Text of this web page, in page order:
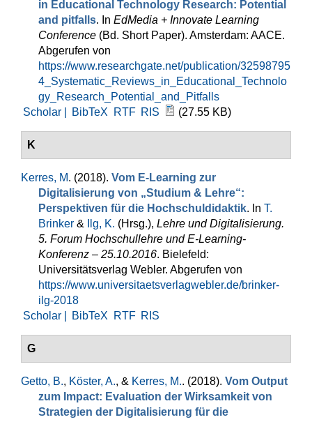
in Educational Technology Research: Potential
and pitfalls. In EdMedia + Innovate Learning
Conference (Bd. Short Paper). Amsterdam: AACE.
Abgerufen von
https://www.researchgate.net/publication/32598795
4_Systematic_Reviews_in_Educational_Technolo
gy_Research_Potential_and_Pitfalls
Scholar |
BibTeX RTF RIS (27.55 KB)
K
Kerres, M. (2018). Vom E-Learning zur
Digitalisierung von „Studium & Lehre“:
Perspektiven für die Hochschuldidaktik. In T.
Brinker & Ilg, K. (Hrsg.), Lehre und Digitalisierung.
5. Forum Hochschullehre und E-Learning-
Konferenz – 25.10.2016. Bielefeld:
Universitätsverlag Webler. Abgerufen von
https://www.universitaetsverlagwebler.de/brinker-
ilg-2018
Scholar |
BibTeX RTF RIS
G
Getto, B., Köster, A., & Kerres, M.. (2018). Vom Output
zum Impact: Evaluation der Wirksamkeit von
Strategien der Digitalisierung für die